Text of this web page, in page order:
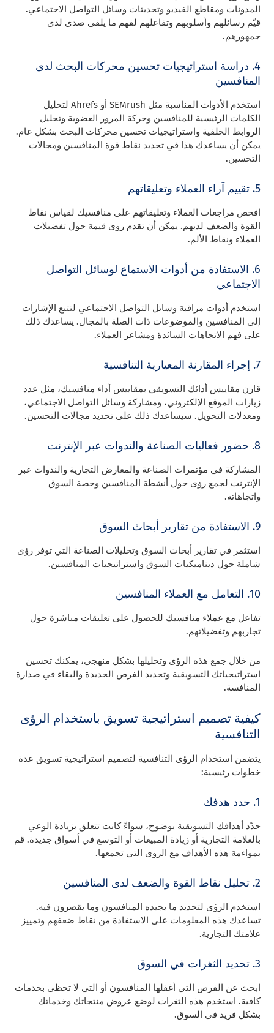
المدونات ومقاطع الفيديو وتحديثات وسائل التواصل الاجتماعي.
قيّم رسائلهم وأسلوبهم وتفاعلهم لفهم ما يلقى صدى لدى
جمهورهم.
4. دراسة استراتيجيات تحسين محركات البحث لدى
المنافسين
استخدم الأدوات المناسبة مثل SEMrush أو Ahrefs لتحليل
الكلمات الرئيسية للمنافسين وحركة المرور العضوية وتحليل
الروابط الخلفية واستراتيجيات تحسين محركات البحث بشكل عام.
يمكن أن يساعدك هذا في تحديد نقاط قوة المنافسين ومجالات
التحسين.
5. تقييم آراء العملاء وتعليقاتهم
افحص مراجعات العملاء وتعليقاتهم على منافسيك لقياس نقاط
القوة والضعف لديهم. يمكن أن تقدم رؤى قيمة حول تفضيلات
العملاء ونقاط الألم.
6. الاستفادة من أدوات الاستماع لوسائل التواصل
الاجتماعي
استخدم أدوات مراقبة وسائل التواصل الاجتماعي لتتبع الإشارات
إلى المنافسين والموضوعات ذات الصلة بالمجال. يساعدك ذلك
على فهم الاتجاهات السائدة ومشاعر العملاء.
7. إجراء المقارنة المعيارية التنافسية
قارن مقاييس أدائك التسويقي بمقاييس أداء منافسيك، مثل عدد
زيارات الموقع الإلكتروني، ومشاركة وسائل التواصل الاجتماعي،
ومعدلات التحويل. سيساعدك ذلك على تحديد مجالات التحسين.
8. حضور فعاليات الصناعة والندوات عبر الإنترنت
المشاركة في مؤتمرات الصناعة والمعارض التجارية والندوات عبر
الإنترنت لجمع رؤى حول أنشطة المنافسين وحصة السوق
واتجاهاته.
9. الاستفادة من تقارير أبحاث السوق
استثمر في تقارير أبحاث السوق وتحليلات الصناعة التي توفر رؤى
شاملة حول ديناميكيات السوق واستراتيجيات المنافسين.
10. التعامل مع العملاء المنافسين
تفاعل مع عملاء منافسيك للحصول على تعليقات مباشرة حول
تجاربهم وتفضيلاتهم.
من خلال جمع هذه الرؤى وتحليلها بشكل منهجي، يمكنك تحسين
استراتيجياتك التسويقية وتحديد الفرص الجديدة والبقاء في صدارة
المنافسة.
كيفية تصميم استراتيجية تسويق باستخدام الرؤى
التنافسية
يتضمن استخدام الرؤى التنافسية لتصميم استراتيجية تسويق عدة
خطوات رئيسية:
1. حدد هدفك
حدّد أهدافك التسويقية بوضوح، سواءً كانت تتعلق بزيادة الوعي
بالعلامة التجارية أو زيادة المبيعات أو التوسع في أسواق جديدة. قم
بمواءمة هذه الأهداف مع الرؤى التي تجمعها.
2. تحليل نقاط القوة والضعف لدى المنافسين
استخدم الرؤى لتحديد ما يجيده المنافسون وما يقصرون فيه.
تساعدك هذه المعلومات على الاستفادة من نقاط ضعفهم وتمييز
علامتك التجارية.
3. تحديد الثغرات في السوق
ابحث عن الفرص التي أغفلها المنافسون أو التي لا تحظى بخدمات
كافية. استخدم هذه الثغرات لوضع عروض منتجاتك وخدماتك
بشكل فريد في السوق.